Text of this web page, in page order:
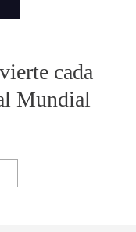
cada
Mundial